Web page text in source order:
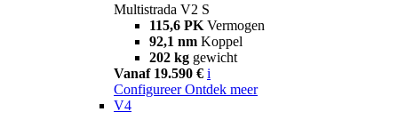
Multistrada V2 S
115,6 PK Vermogen
92,1 nm Koppel
202 kg gewicht
Vanaf 19.590 € i
Configureer Ontdek meer
V4